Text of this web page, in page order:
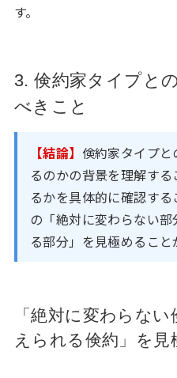
す。
3. 倹約家タイプと
べきこと
【結論】 倹約家タイプ
るのかの背景を理解す
るかを具体的に確認す
の「絶対に変わらない
る部分」を見極めること
「絶対に変わらな
えられる倹約」を見